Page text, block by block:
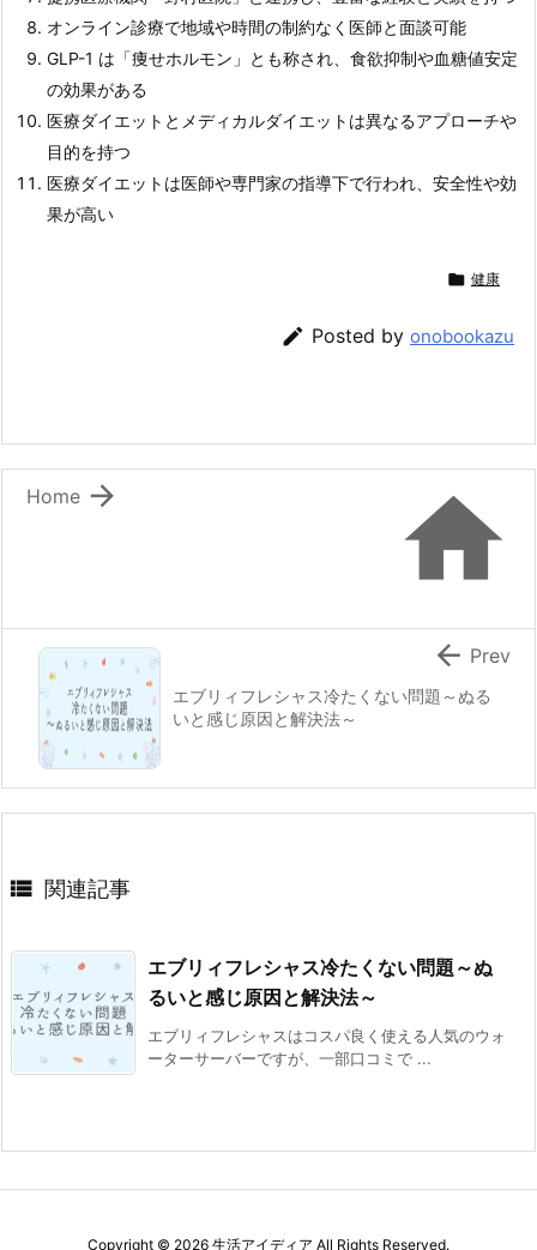
オンライン診療で地域や時間の制約なく医師と面談可能
GLP-1 は「痩せホルモン」とも称され、食欲抑制や血糖値安定
の効果がある
医療ダイエットとメディカルダイエットは異なるアプローチや
目的を持つ
医療ダイエットは医師や専門家の指導下で行われ、安全性や効
果が高い
 健康
 Posted by onobookazu


Home
エブリィフレシャス冷たくない問題～ぬる
いと感じ原因と解決法～
 Prev
 関連記事
エブリィフレシャス冷たくない問題～ぬ
るいと感じ原因と解決法～
エブリィフレシャスはコスパ良く使える人気のウォ
ーターサーバーですが、一部口コミで ...
Copyright © 2026 生活アイディア All Rights Reserved.